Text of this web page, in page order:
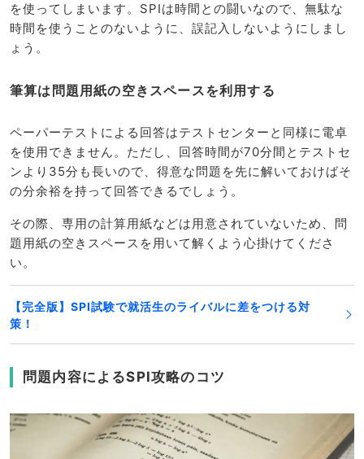
を使ってしまいます。SPIは時間との闘いなので、無駄な
時間を使うことのないように、誤記入しないようにしまし
ょう。
筆算は問題用紙の空きスペースを利用する
ペーパーテストによる回答はテストセンターと同様に電卓
を使用できません。ただし、回答時間が70分間とテストセ
ンより35分も長いので、得意な問題を先に解いておけばそ
の分余裕を持って回答できるでしょう。
その際、専用の計算用紙などは用意されていないため、問
題用紙の空きスペースを用いて解くよう心掛けてくださ
い。
【完全版】SPI試験で就活生のライバルに差をつける対
策！
問題内容によるSPI攻略のコツ